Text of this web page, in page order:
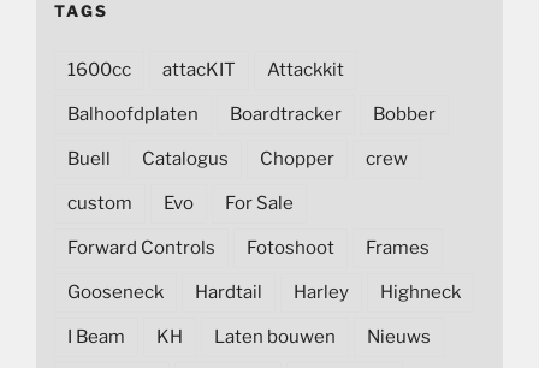
TAGS
1600cc attacKIT Attackkit
Balhoofdplaten Boardtracker Bobber
Buell Catalogus Chopper crew
custom Evo For Sale
Forward Controls Fotoshoot Frames
Gooseneck Hardtail Harley Highneck
I Beam KH Laten bouwen Nieuws